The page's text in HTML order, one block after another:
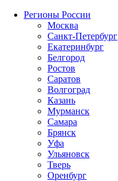
Регионы России
Москва
Санкт-Петербург
Екатеринбург
Белгород
Ростов
Саратов
Волгоград
Казань
Мурманск
Самара
Брянск
Уфа
Ульяновск
Тверь
Оренбург